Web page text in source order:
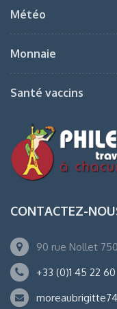
Météo
Monnaie
Santé vaccins
CONTACTEZ-
90 rue Nollet
+33 (0)1 45 22